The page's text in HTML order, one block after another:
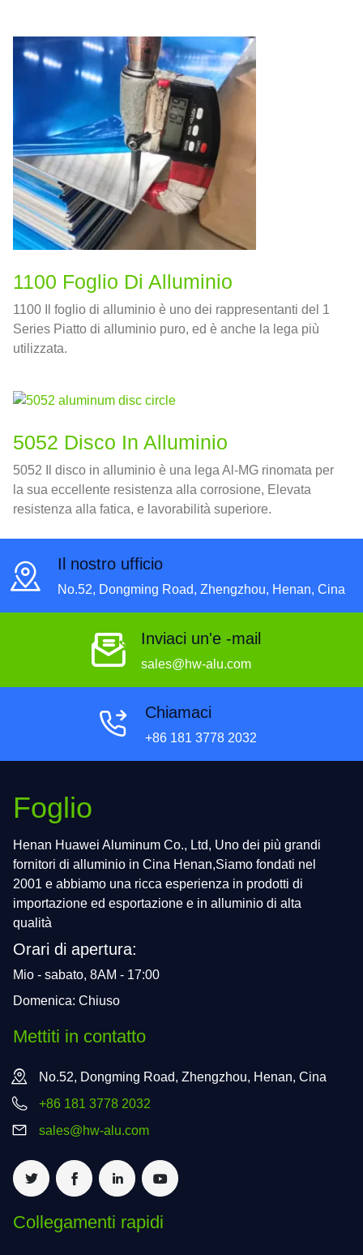
1100 Foglio Di Alluminio
1100 Il foglio di alluminio è uno dei rappresentanti del 1
Series Piatto di alluminio puro, ed è anche la lega più
utilizzata.
5052 Disco In Alluminio
5052 Il disco in alluminio è una lega Al-MG rinomata per
la sua eccellente resistenza alla corrosione, Elevata
resistenza alla fatica, e lavorabilità superiore.
Il nostro ufficio
No.52, Dongming Road, Zhengzhou, Henan, Cina
Inviaci un'e -mail
sales@hw-alu.com
Chiamaci
+86 181 3778 2032
Foglio
Henan Huawei Aluminum Co., Ltd, Uno dei più grandi
fornitori di alluminio in Cina Henan,Siamo fondati nel
2001 e abbiamo una ricca esperienza in prodotti di
importazione ed esportazione e in alluminio di alta
qualità
Orari di apertura:
Mio - sabato, 8AM - 17:00
Domenica: Chiuso
Mettiti in contatto
No.52, Dongming Road, Zhengzhou, Henan, Cina
+86 181 3778 2032
sales@hw-alu.com
Collegamenti rapidi